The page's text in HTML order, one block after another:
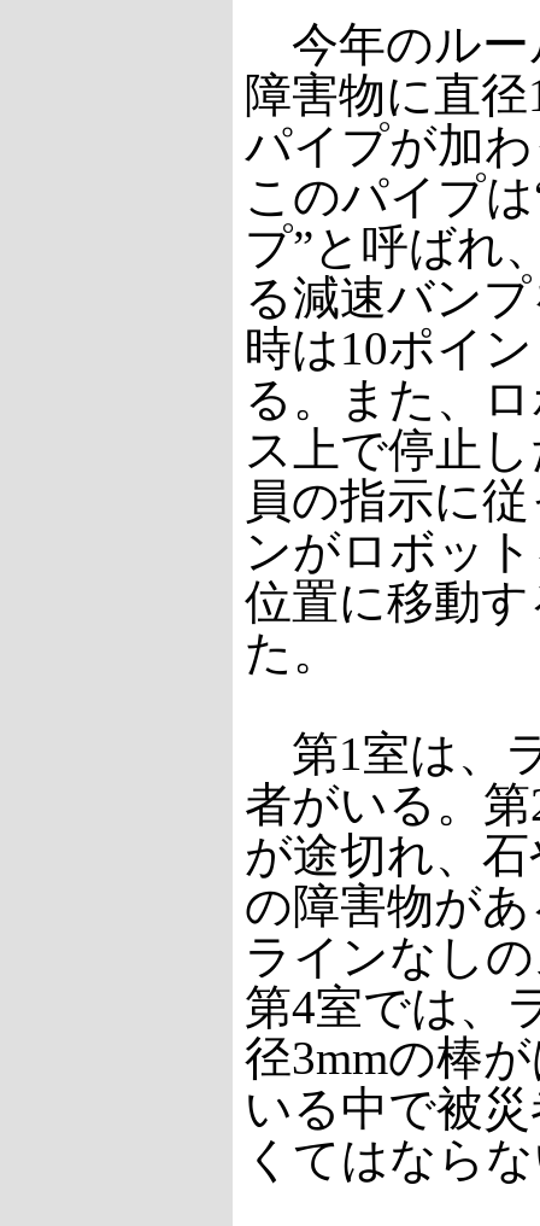
今年のルー
障害物に直
パイプが加
このパイプ
プ”と呼ばれ
る減速バン
時は10ポイ
る。また、
ス上で停止
員の指示に
ンがロボッ
位置に移動
た。
第1室は、
者がいる。
が途切れ、
の障害物が
ラインなし
第4室では、
径3mmの棒
いる中で被
くてはなら